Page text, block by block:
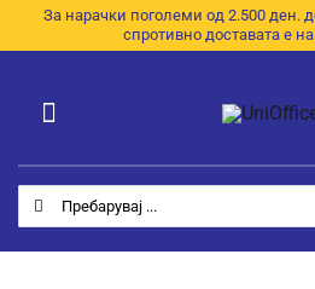
to
За нарачки поголеми од 2.500 ден.
спротивно доставата е
Search
for:
Toggle
Navigation
Категории
Почетна